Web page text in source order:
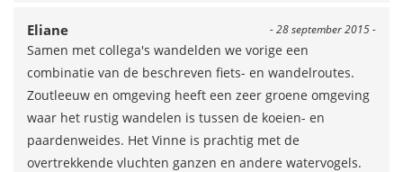
- 28 september 2015 -
Eliane
Samen met collega's wandelden we vorige een
combinatie van de beschreven fiets- en wandelroutes.
Zoutleeuw en omgeving heeft een zeer groene omgeving
waar het rustig wandelen is tussen de koeien- en
paardenweides. Het Vinne is prachtig met de
overtrekkende vluchten ganzen en andere watervogels.